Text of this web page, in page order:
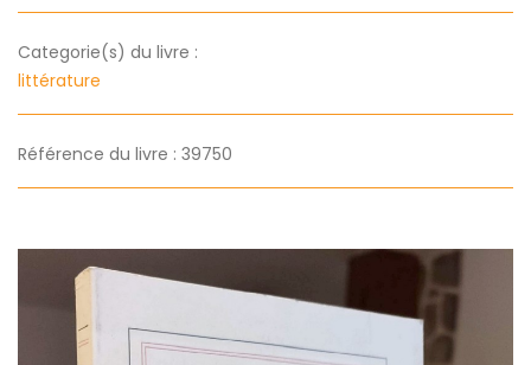
Categorie(s) du livre :
littérature
Référence du livre : 39750